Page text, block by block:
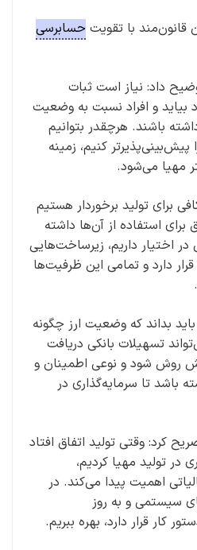
با تقویت حسابرسی
داد: نیاز است ثبات
بیاید و افراد نسبت به وضعیت
باشند. هرچقدر بتوانیم
کنیم، زمینه
مهیا می‌شود.
برای تولید برخوردار هستیم
برای استفاده از آن‌ها داشته
در اختیار داریم، زیرساخت‌هایی
دارد و تمامی این ظرفیت‌ها
بداند که وضعیت ارز چگونه
تسهیلات بانکی دریافت
روش شود و نوعی اطمینان و
باشد تا سرمایه‌گذاری در
کرد: وقتی تولید اتفاق افتاد
در تولید مهیا کردیم،
اهمیت پیدا می‌کند. در
سیستمی و به روز
کار قرار دارد، بهره ببریم.